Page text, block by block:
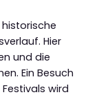
Hier
und die
Ein Besuch
wird